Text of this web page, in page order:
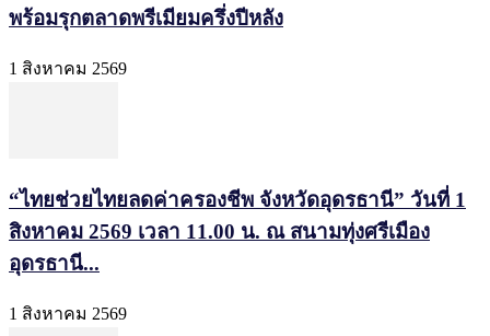
พร้อมรุกตลาดพรีเมียมครึ่งปีหลัง
1 สิงหาคม 2569
“ไทยช่วยไทยลดค่าครองชีพ จังหวัดอุดรธานี” วันที่ 1
สิงหาคม 2569 เวลา 11.00 น. ณ สนามทุ่งศรีเมือง
อุดรธานี...
1 สิงหาคม 2569